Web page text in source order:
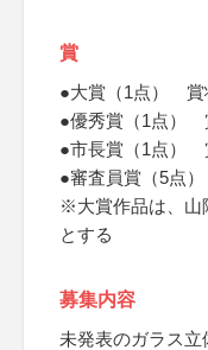
賞
●大賞（1点） 賞
●優秀賞（1点）
●市長賞（1点）
●審査員賞（5点
※大賞作品は、山
とする
募集内容
未発表のガラス立